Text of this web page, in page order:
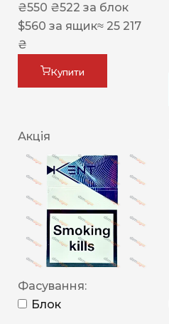
₴550 ₴522 за блок
$560 за ящик≈ 25 217
₴
Купити
Акція
Фасування:
Блок